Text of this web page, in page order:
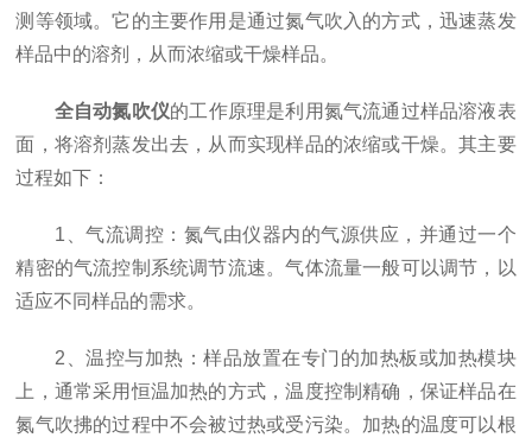
测等领域。它的主要作用是通过氮气吹入的方式，迅速蒸发
样品中的溶剂，从而浓缩或干燥样品。
全自动氮吹仪的工作原理是利用氮气流通过样品溶液表
面，将溶剂蒸发出去，从而实现样品的浓缩或干燥。其主要
过程如下：
1、气流调控：氮气由仪器内的气源供应，并通过一个
精密的气流控制系统调节流速。气体流量一般可以调节，以
适应不同样品的需求。
2、温控与加热：样品放置在专门的加热板或加热模块
上，通常采用恒温加热的方式，温度控制精确，保证样品在
氮气吹拂的过程中不会被过热或受污染。加热的温度可以根